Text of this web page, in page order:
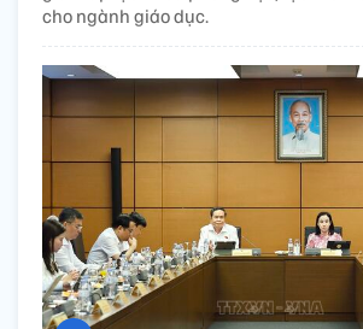
cho ngành giáo dục.